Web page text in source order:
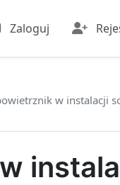
Zaloguj
w instalacji